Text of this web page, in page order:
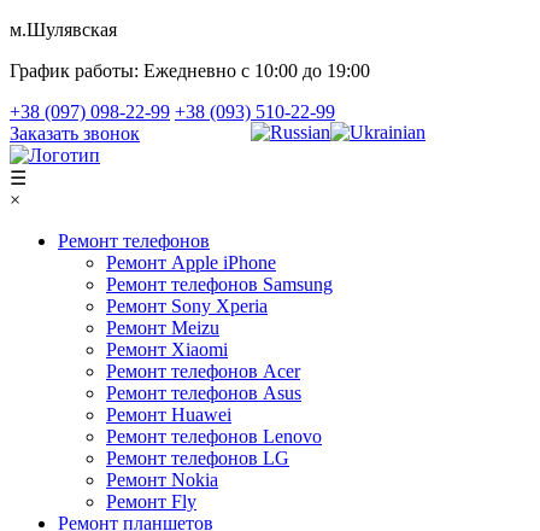
м.Шулявская
График работы: Ежедневно с 10:00 до 19:00
+38 (097) 098-22-99 +38 (093) 510-22-99
Заказать звонок
☰
×
Ремонт телефонов
Ремонт Apple iPhone
Ремонт телефонов Samsung
Ремонт Sony Xperia
Ремонт Meizu
Ремонт Xiaomi
Ремонт телефонов Acer
Ремонт телефонов Asus
Ремонт Huawei
Ремонт телефонов Lenovo
Ремонт телефонов LG
Ремонт Nokia
Ремонт Fly
Ремонт планшетов